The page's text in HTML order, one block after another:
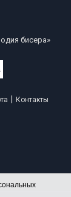
бисера»
Контакты